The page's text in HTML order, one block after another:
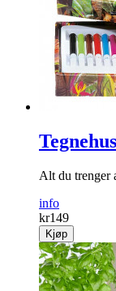
Alt du trenger
info
kr149
Kjøp